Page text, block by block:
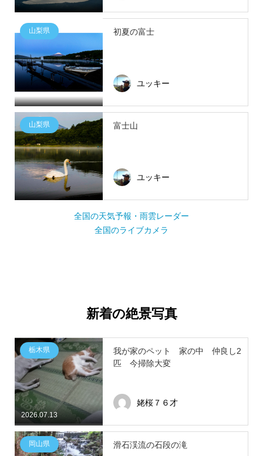
山梨県 初夏の富士
ユッキー
山梨県 富士山
ユッキー
全国の天気予報・雨雲レーダー
全国のライブカメラ
新着の絶景写真
2026.07.13
栃木県
我が家のペット 家の中 仲良し2
匹 今掃除大変
姥桜７６才
岡山県 滑石渓流の石段の滝